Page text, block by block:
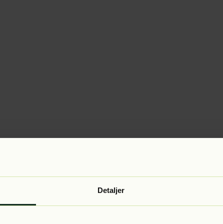
Detaljer